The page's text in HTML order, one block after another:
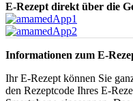
E-Rezept direkt über die
Informationen zum E-
Ihr E-Rezept können Sie
den Rezeptcode Ihres E-